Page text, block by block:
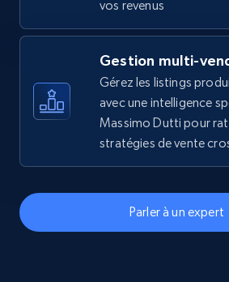
Specifications, Image urls, Top
5.6K+ 877+
vos revenus
Gestion multi-
Gérez les listings
avec une intelligence
Massimo Dutti pour
stratégies de vente
Parler à un expert